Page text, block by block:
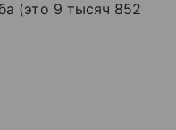
(это 9 тысяч 852